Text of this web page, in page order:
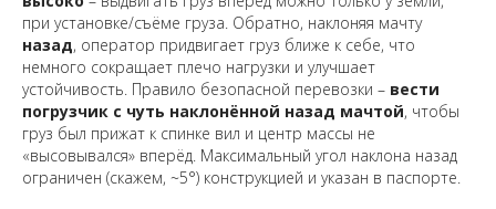
при установке/съёме груза. Обратно, наклоняя мачту
назад, оператор придвигает груз ближе к себе, что
немного сокращает плечо нагрузки и улучшает
устойчивость. Правило безопасной перевозки – вести
погрузчик с чуть наклонённой назад мачтой, чтобы
груз был прижат к спинке вил и центр массы не
«высовывался» вперёд. Максимальный угол наклона назад
ограничен (скажем, ~5°) конструкцией и указан в паспорте.